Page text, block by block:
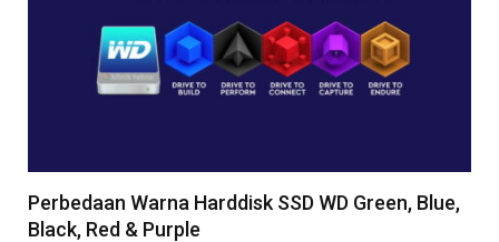
Perbedaan Warna Harddisk SSD WD Green, Blue,
Black, Red & Purple